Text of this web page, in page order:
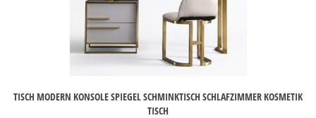
TISCH MODERN KONSOLE SPIEGEL SCHMINKTISCH SCHLAFZIMMER KOSMETIK
TISCH